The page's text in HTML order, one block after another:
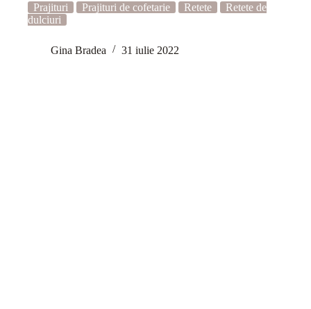
Prajituri Prajituri de cofetarie Retete
Retete de
dulciuri
Gina Bradea 31 iulie 2022